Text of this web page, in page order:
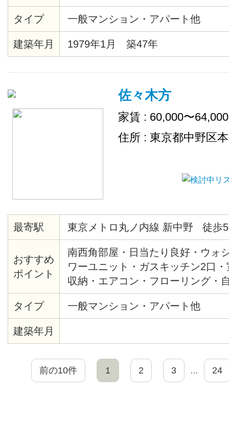
タイプ 一般マンション・アパート他
建築年月 1979年1月 築47年
佐々木方
家賃 : 60,000〜
住所 : 東京都中野区
最寄駅 東京メトロ丸ノ内線 新中野 徒歩
おすすめ
ポイント
南西角部屋・日当たり良好・ウォ
ワーユニット・ガスキッチン2口
収納・エアコン・フローリング・
してありませんが、敷地内に自転
タイプ
一般マンション・アパート他
建築年月
前の10件 1 2 3 … 24